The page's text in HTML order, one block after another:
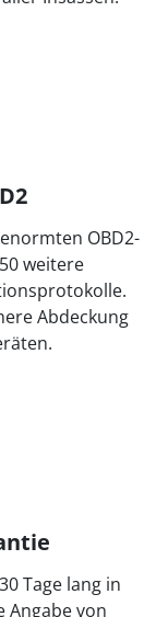
OBD2-
weitere
Abdeckung
Tage lang in
Angabe von